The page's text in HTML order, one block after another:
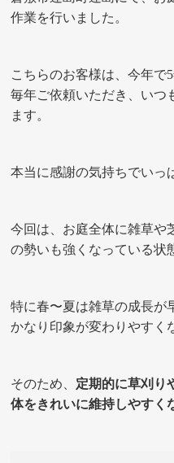
作業を行いました。
こちらのお客様は、今年で
毎年ご依頼いただき、いつ
ます。
本当に感謝の気持ちでいっ
今回は、お庭全体に雑草や
の勢いも強くなっている状
特に春〜夏は雑草の成長が
かなり印象が変わりやすく
そのため、 定期的に草刈り
体をきれいに維持しやすく